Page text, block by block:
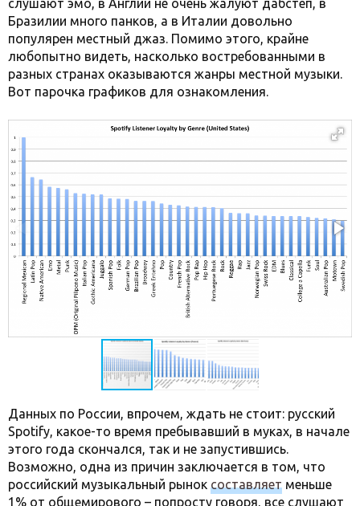
слушают эмо, в Англии не очень жалуют дабстеп, в
Бразилии много панков, а в Италии довольно
популярен местный джаз. Помимо этого, крайне
любопытно видеть, насколько востребованными в
разных странах оказываются жанры местной музыки.
Вот парочка графиков для ознакомления.
Данных по России, впрочем, ждать не стоит: русский
Spotify, какое-то время пребывавший в муках, в начале
этого года скончался, так и не запустившись.
Возможно, одна из причин заключается в том, что
российский музыкальный рынок составляет меньше
1% от общемирового – попросту говоря, все слушают